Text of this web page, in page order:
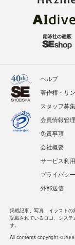
ヘルプ
著作権・リ
スタッフ募
会員情報管理
免責事項
会社概要
サービス利
プライバシ
外部送信
掲載記事、写真、イラストの
記載されているロゴ、シス
す。
All contents copyright ©